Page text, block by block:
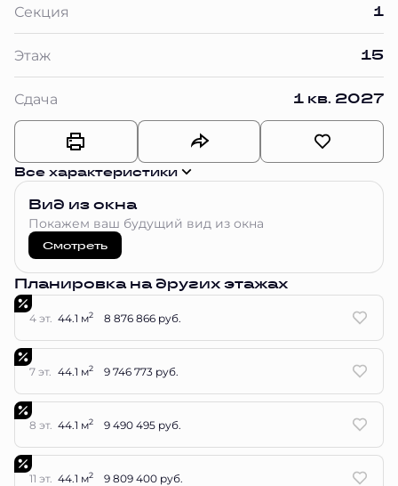
Секция 1
Этаж 15
Сдача 1 кв. 2027
Все характеристики
Вид из окна
Покажем ваш будущий вид из окна
Смотреть
Планировка на других этажах
4 эт. 44.1 м2 8 876 866 руб.
7 эт. 44.1 м2 9 746 773 руб.
8 эт. 44.1 м2 9 490 495 руб.
11 эт. 44.1 м2 9 809 400 руб.